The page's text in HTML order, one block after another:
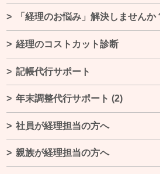
「経理のお悩み」解決しませんか
経理のコストカット診断
記帳代行サポート
年末調整代行サポート (2)
社員が経理担当の方へ
親族が経理担当の方へ